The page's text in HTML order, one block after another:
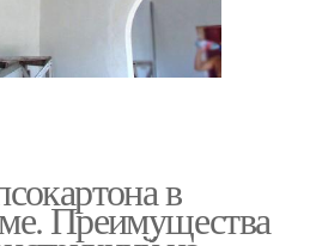
в
Преимущества